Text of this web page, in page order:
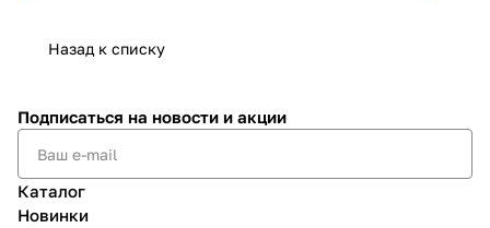
Назад к списку
Подписаться на новости и акции
Каталог
Новинки